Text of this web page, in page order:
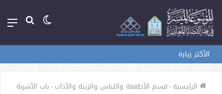
بحث الوضع
الأكثر زيارة
الرئيسية-قسم الأطعمة واللباس والزينة والآداب-باب الأشربة